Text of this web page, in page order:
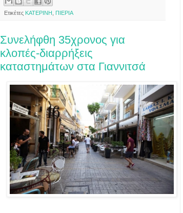
Ετικέτες ΚΑΤΕΡΙΝΗ ΠΙΕΡΙΑ
Συνελήφθη 35χρονος για
κλοπές-διαρρήξεις
καταστημάτων στα Γιαννιτσά